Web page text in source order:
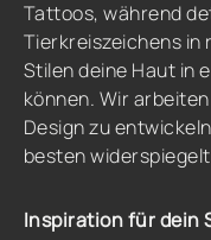
Tattoos, während
Tierkreiszeichens
Stilen deine Haut in
können. Wir
Design zu
besten
Inspiration für dein